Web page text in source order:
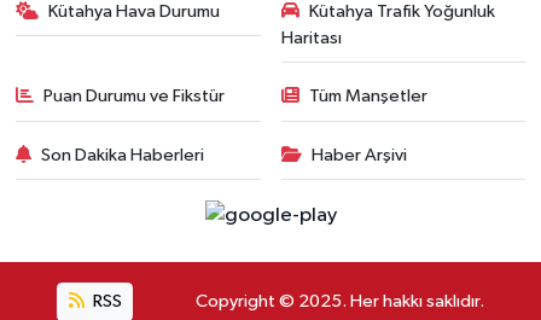
Kütahya Hava Durumu
Kütahya Trafik Yoğunluk
Haritası
Puan Durumu ve Fikstür Tüm Manşetler
Son Dakika Haberleri Haber Arşivi
RSS Copyright © 2025. Her hakkı saklıdır.